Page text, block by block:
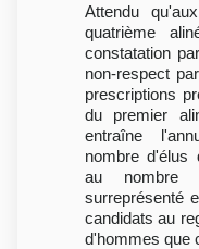
Attendu
quatrième
constatation
non-respect
prescriptions
du premier
entraîne
nombre d'élus
au nombre
surreprésenté
candidats au
d'hommes que